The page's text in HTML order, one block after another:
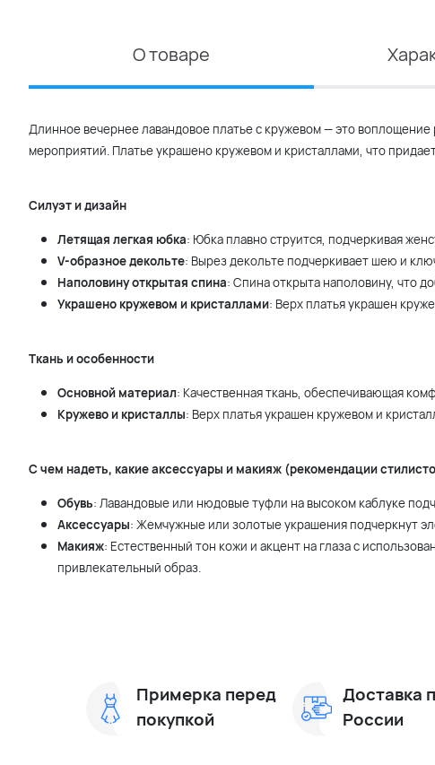
О товаре
Длинное вечернее лавандовое платье с кружевом — это
мероприятий. Платье украшено кружевом и кристаллами, что
Силуэт и дизайн
Летящая легкая юбка: Юбка плавно струится, подчеркивая
V-образное декольте: Вырез декольте подчеркивает шею и
Наполовину открытая спина: Спина открыта наполовину, что
Украшено кружевом и кристаллами: Верх платья украшен
Ткань и особенности
Основной материал: Качественная ткань, обеспечивающая
Кружево и кристаллы: Верх платья украшен кружевом и
С чем надеть, какие аксессуары и макияж (рекомендации
Обувь: Лавандовые или нюдовые туфли на высоком каблуке
Аксессуары: Жемчужные или золотые украшения подчеркнут
Макияж: Естественный тон кожи и акцент на глаза с
привлекательный образ.
Примерка перед
покупкой
Доставка
России